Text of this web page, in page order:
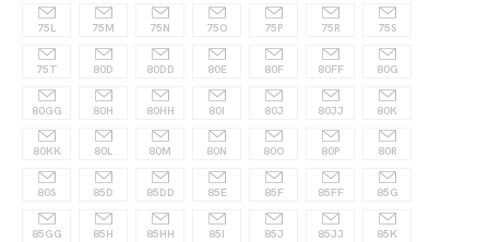
75L 75M 75N 75O 75P 75R 75S
75T 80D 80DD 80E 80F 80FF 80G
80GG 80H 80HH 80I 80J 80JJ 80K
80KK 80L 80M 80N 80O 80P 80R
80S 85D 85DD 85E 85F 85FF 85G
85GG 85H 85HH 85I 85J 85JJ 85K